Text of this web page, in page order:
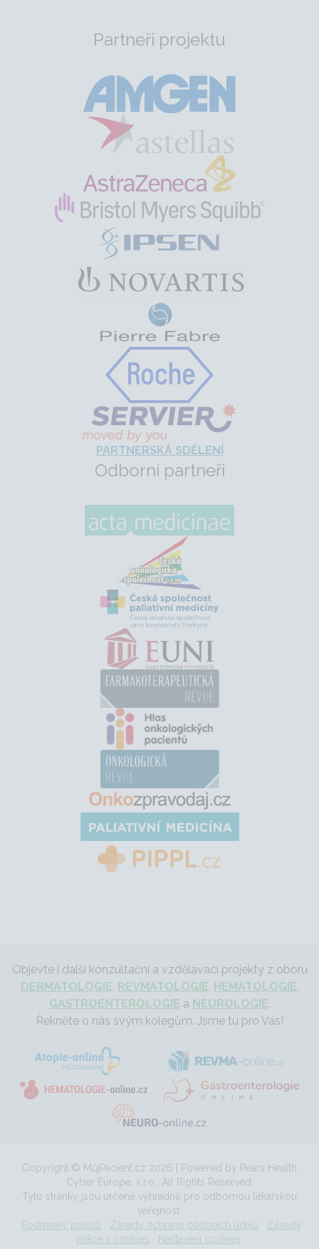
Partneři projektu
PARTNERSKÁ SDĚLENÍ
Odborní partneři
Objevte i další konzultační a vzdělávací projekty z oboru
DERMATOLOGIE, REVMATOLOGIE, HEMATOLOGIE,
GASTROENTEROLOGIE a NEUROLOGIE.
Řekněte o nás svým kolegům. Jsme tu pro Vás!
Copyright © MůjPacient.cz 2026 | Powered by Pears Health
Cyber Europe, s.r.o., All Rights Reserved.
Tyto stránky jsou určené výhradně pro odbornou lékařskou
veřejnost.
Podmínky použití
Zásady ochrany osobních údajů
Zásady
práce s cookies
Nastavení cookies